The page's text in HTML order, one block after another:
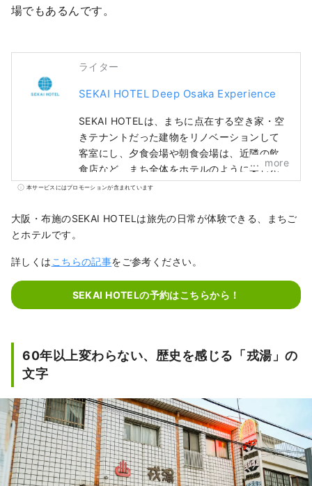
場でもあるんです。
ライター
SEKAI HOTEL Deep Osaka Experience
SEKAI HOTELは、まちに点在する空き家・空
きテナントだった建物をリノベーションして
客室にし、夕食会場や朝食会場は、近隣の飲
食店など、まち全体をホテルのように楽しん
でいただける「まちごとホテル」です。
more
本サービスにはプロモーションが含まれています
大阪・布施のSEKAI HOTELは旅先の日常が体験できる、まちご
とホテルです。
詳しくは こちらの記事をご参考ください。
SEKAI HOTELの予約はこちらから！
60年以上変わらない、歴史を感じる「戎湯」の
文字